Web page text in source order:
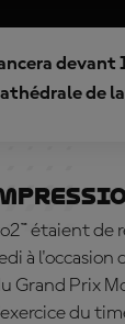
de
étaient de
à l'occasion
Grand Prix
du